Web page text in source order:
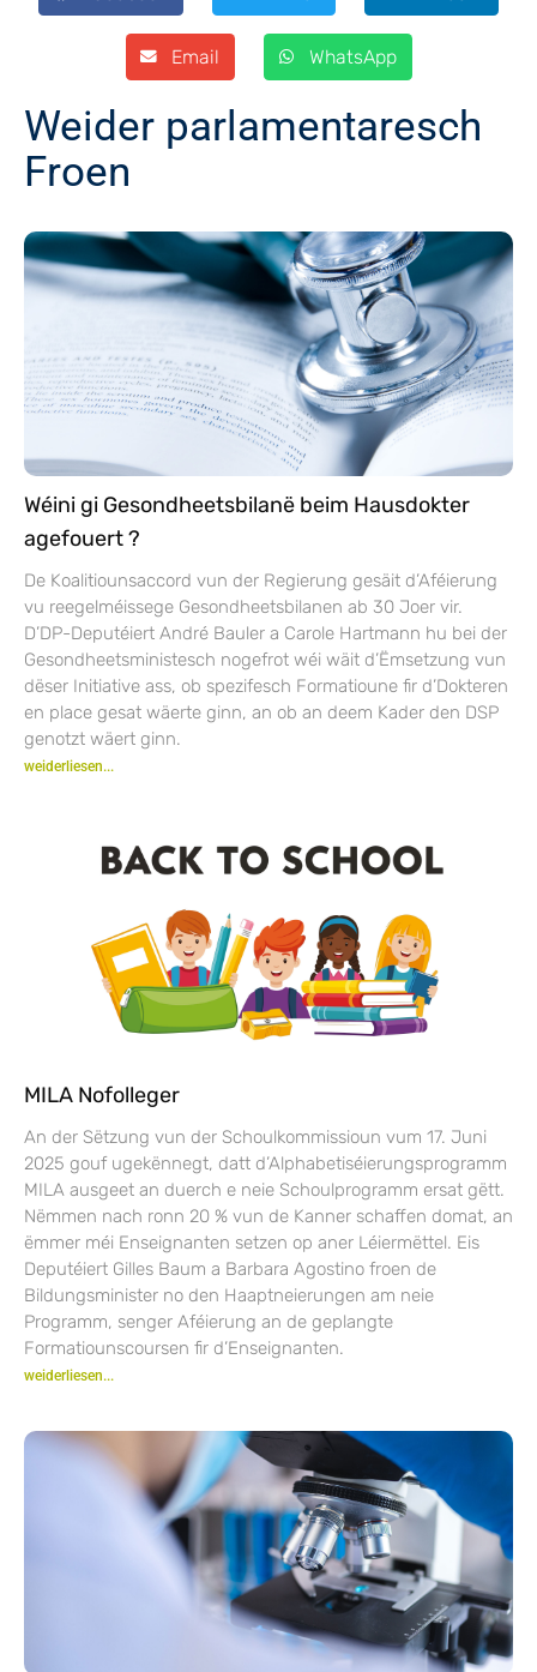
Email WhatsApp
Weider parlamentaresch
Froen
Wéini gi Gesondheetsbilanë beim Hausdokter
agefouert ?
De Koalitiounsaccord vun der Regierung gesäit d’Aféierung
vu reegelméissege Gesondheetsbilanen ab 30 Joer vir.
D’DP-Deputéiert André Bauler a Carole Hartmann hu bei der
Gesondheetsministesch nogefrot wéi wäit d’Ëmsetzung vun
dëser Initiative ass, ob spezifesch Formatioune fir d’Dokteren
en place gesat wäerte ginn, an ob an deem Kader den DSP
genotzt wäert ginn.
weiderliesen...
MILA Nofolleger
An der Sëtzung vun der Schoulkommissioun vum 17. Juni
2025 gouf ugekënnegt, datt d’Alphabetiséierungsprogramm
MILA ausgeet an duerch e neie Schoulprogramm ersat gëtt.
Nëmmen nach ronn 20 % vun de Kanner schaffen domat, an
ëmmer méi Enseignanten setzen op aner Léiermëttel. Eis
Deputéiert Gilles Baum a Barbara Agostino froen de
Bildungsminister no den Haaptneierungen am neie
Programm, senger Aféierung an de geplangte
Formatiounscoursen fir d’Enseignanten.
weiderliesen...